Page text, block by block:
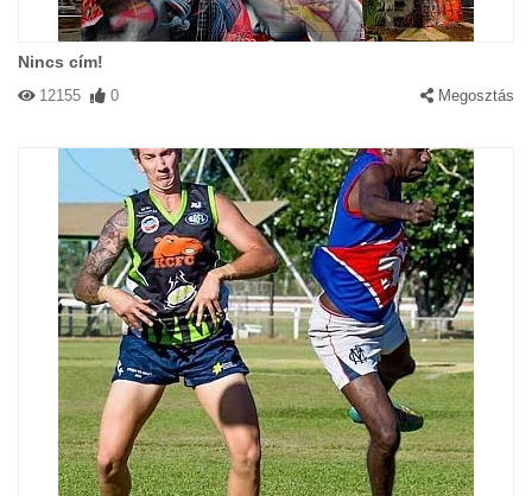
Nincs cím!
12155 0 Megosztás